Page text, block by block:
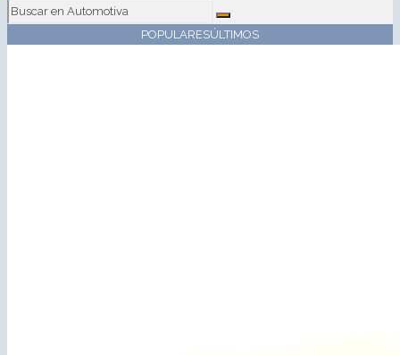
POPULARESÚLTIMOS